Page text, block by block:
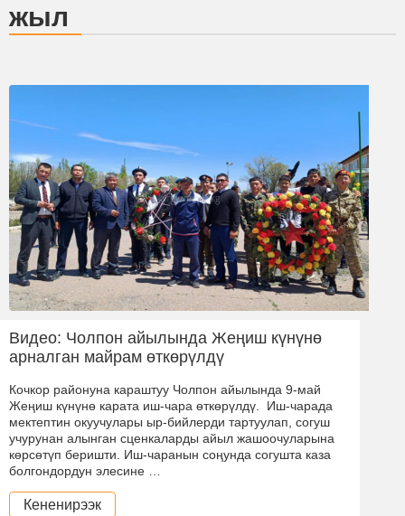
жыл
Видео: Чолпон айылында Жеңиш күнүнө
арналган майрам өткөрүлдү
Кочкор районуна караштуу Чолпон айылында 9-май
Жеңиш күнүнө карата иш-чара өткөрүлдү. Иш-чарада
мектептин окуучулары ыр-бийлерди тартуулап, согуш
учурунан алынган сценкаларды айыл жашоочуларына
көрсөтүп беришти. Иш-чаранын соңунда согушта каза
болгондордун элесине …
Кененирээк